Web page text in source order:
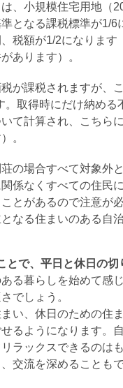
、小規模住宅用地（
となる課税標準が1/
税額が1/2になりま
あります）。
が課税されますが、
。取得時にだけ納め
て計算され、こちら
。
の場合すべて対象外
係なくすべての住民
とがあるので注意が必
なる住まいのある自
とで、平日と休日の
る暮らしを始めて感
でしょう。
い、休日のための住
るようになります。
ラックスできるのは
交流を深めることもで